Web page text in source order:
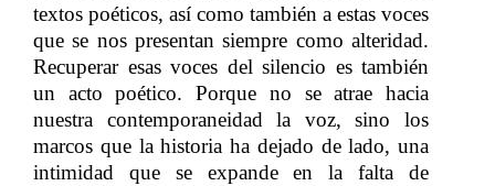
textos poéticos, así como también a estas voces
que se nos presentan siempre como alteridad.
Recuperar esas voces del silencio es también
un acto poético. Porque no se atrae hacia
nuestra contemporaneidad la voz, sino los
marcos que la historia ha dejado de lado, una
intimidad que se expande en la falta de